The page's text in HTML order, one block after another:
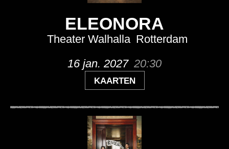
16 jan. 2027 20:30
KAARTEN
ELEONORA
Theater Walhalla Rotterdam